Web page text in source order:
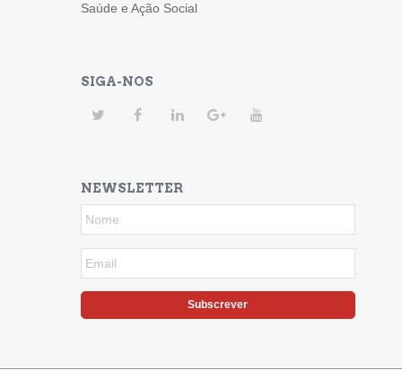
Saúde e Ação Social
SIGA-NOS
NEWSLETTER
Subscrever